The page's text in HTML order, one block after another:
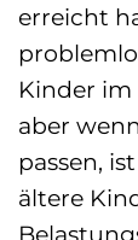
erreicht
Kinder
aber
passen,
ältere